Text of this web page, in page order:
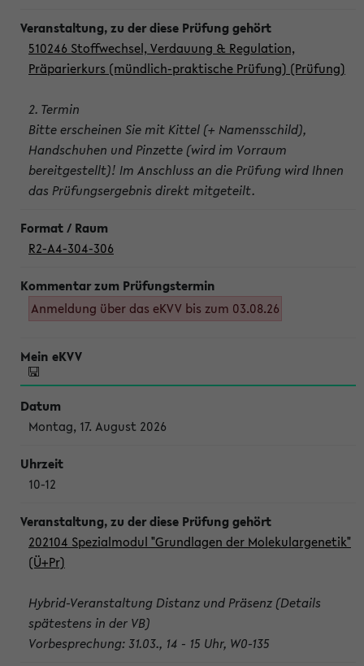
510246 Stoffwechsel, Verdauung & Regulation,
Präparierkurs (mündlich-praktische Prüfung) (Prüfung)
2. Termin
Bitte erscheinen Sie mit Kittel (+ Namensschild),
Handschuhen und Pinzette (wird im Vorraum
bereitgestellt)! Im Anschluss an die Prüfung wird Ihnen
das Prüfungsergebnis direkt mitgeteilt.
R2-A4-304-306
Anmeldung über das eKVV bis zum 03.08.26
Montag, 17. August 2026
10-12
202104 Spezialmodul "Grundlagen der Molekulargenetik"
(Ü+Pr)
Hybrid-Veranstaltung Distanz und Präsenz (Details
spätestens in der VB)
Vorbesprechung: 31.03., 14 - 15 Uhr, W0-135